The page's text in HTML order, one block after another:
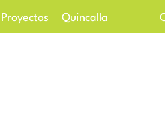
Proyectos Quincalla